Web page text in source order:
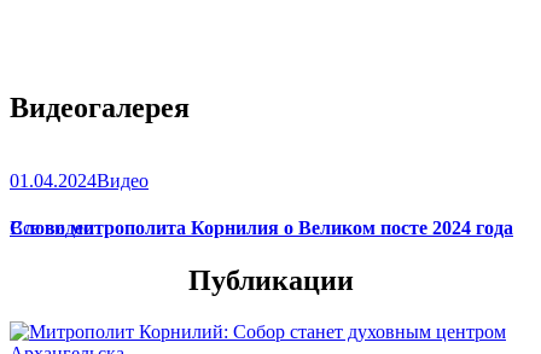
Видеогалерея
01.04.2024Видео
Слово митрополита Корнилия о Великом посте 2024 года
Все видео
Публикации